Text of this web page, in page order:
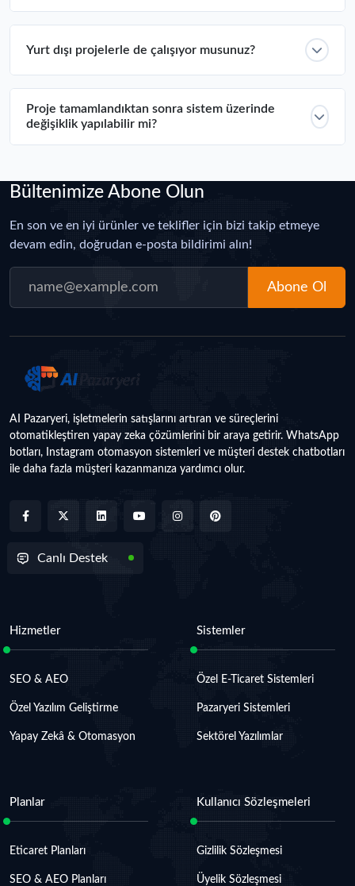
Yurt dışı projelerle de çalışıyor musunuz?
Proje tamamlandıktan sonra sistem üzerinde
değişiklik yapılabilir mi?
Bültenimize Abone Olun
En son ve en iyi ürünler ve teklifler için bizi takip etmeye
devam edin, doğrudan e-posta bildirimi alın!
Abone Ol
AI Pazaryeri, işletmelerin satışlarını artıran ve süreçlerini
otomatikleştiren yapay zeka çözümlerini bir araya getirir. WhatsApp
botları, Instagram otomasyon sistemleri ve müşteri destek chatbotları
ile daha fazla müşteri kazanmanıza yardımcı olur.
Canlı Destek
Hizmetler
SEO & AEO
Özel Yazılım Geliştirme
Yapay Zekâ & Otomasyon
Sistemler
Özel E-Ticaret Sistemleri
Pazaryeri Sistemleri
Sektörel Yazılımlar
Planlar
Eticaret Planları
SEO & AEO Planları
Kullanıcı Sözleşmeleri
Gizlilik Sözleşmesi
Üyelik Sözleşmesi